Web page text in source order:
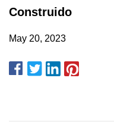
Construido
May 20, 2023